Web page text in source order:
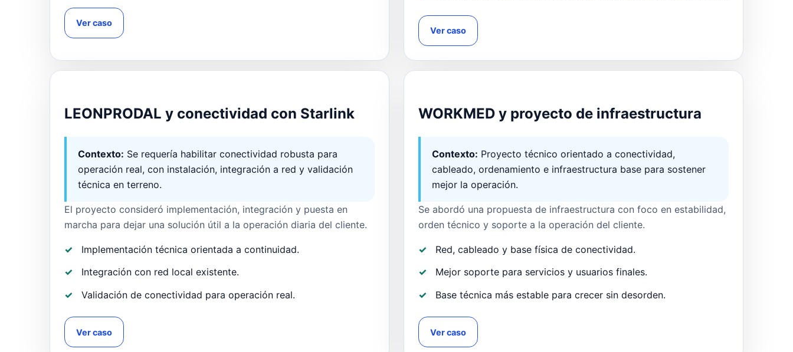
Ver caso
Ver caso
LEONPRODAL y conectividad con Starlink
Contexto: Se requería habilitar conectividad robusta para
operación real, con instalación, integración a red y validación
técnica en terreno.
El proyecto consideró implementación, integración y puesta en
marcha para dejar una solución útil a la operación diaria del cliente.
Implementación técnica orientada a continuidad.
Integración con red local existente.
Validación de conectividad para operación real.
Ver caso
WORKMED y proyecto de infraestructura
Contexto: Proyecto técnico orientado a conectividad,
cableado, ordenamiento e infraestructura base para sostener
mejor la operación.
Se abordó una propuesta de infraestructura con foco en estabilidad,
orden técnico y soporte a la operación del cliente.
Red, cableado y base física de conectividad.
Mejor soporte para servicios y usuarios finales.
Base técnica más estable para crecer sin desorden.
Ver caso